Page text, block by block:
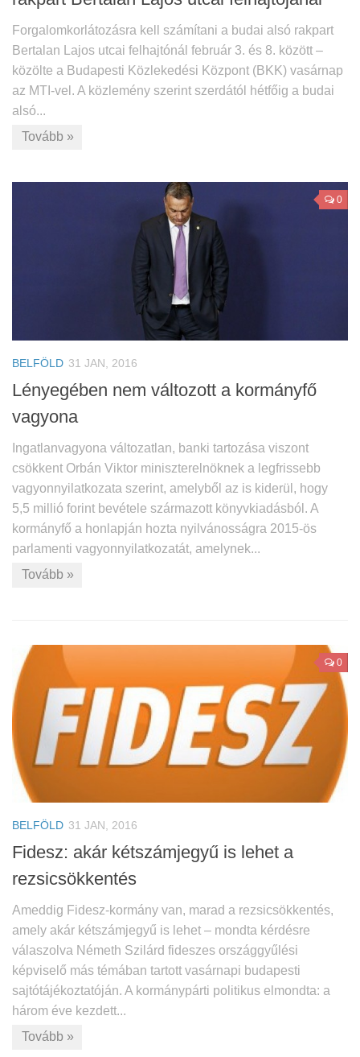
Forgalomkorlátozásra kell számítani a budai alsó rakpart
Bertalan Lajos utcai felhajtónál február 3. és 8. között –
közölte a Budapesti Közlekedési Központ (BKK) vasárnap
az MTI-vel. A közlemény szerint szerdától hétfőig a budai
alsó...
Tovább »
0
BELFÖLD 31 JAN, 2016
Lényegében nem változott a kormányfő
vagyona
Ingatlanvagyona változatlan, banki tartozása viszont
csökkent Orbán Viktor miniszterelnöknek a legfrissebb
vagyonnyilatkozata szerint, amelyből az is kiderül, hogy
5,5 millió forint bevétele származott könyvkiadásból. A
kormányfő a honlapján hozta nyilvánosságra 2015-ös
parlamenti vagyonnyilatkozatát, amelynek...
Tovább »
0
BELFÖLD 31 JAN, 2016
Fidesz: akár kétszámjegyű is lehet a
rezsicsökkentés
Ameddig Fidesz-kormány van, marad a rezsicsökkentés,
amely akár kétszámjegyű is lehet – mondta kérdésre
válaszolva Németh Szilárd fideszes országgyűlési
képviselő más témában tartott vasárnapi budapesti
sajtótájékoztatóján. A kormánypárti politikus elmondta: a
három éve kezdett...
Tovább »